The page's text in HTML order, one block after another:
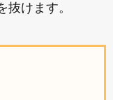
けます。